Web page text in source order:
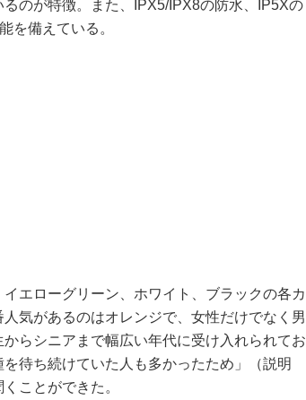
のが特徴。また、IPX5/IPX8の防水、IP5Xの
を備えている。
エローグリーン、ホワイト、ブラックの各カ
気があるのはオレンジで、女性だけでなく男
らシニアまで幅広い年代に受け入れられてお
待ち続けていた人も多かったため」（説明
ことができた。